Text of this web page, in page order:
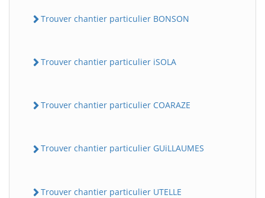
Trouver chantier particulier BONSON
Trouver chantier particulier iSOLA
Trouver chantier particulier COARAZE
Trouver chantier particulier GUiLLAUMES
Trouver chantier particulier UTELLE